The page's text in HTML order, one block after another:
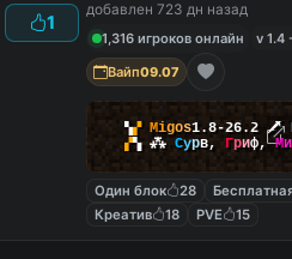
1
добавлен 723 дн назад
1,316 игроков онлайн
v 1.4
Вайп09.07
▚▞ Migos1.8-26.2 🗡
▞▚ ⁂ Сурв, Гриф,Ми
Один блок 28
Креатив
18 PVE 15